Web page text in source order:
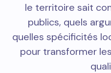
le territoire sait
publics, quels
quelles spécificités
pour transformer